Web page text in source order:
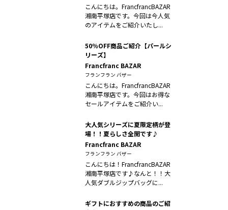
こんにちは。FrancfrancBAZAR
湘南平塚店です。今回は今人気
のアイテムをご紹介いたし...
50％OFF商品ご紹介【パールシ
リーズ】
Francfranc BAZAR
フランフラン バザー
こんにちは。FrancfrancBAZAR
湘南平塚店です。今回はお得な
セールアイテムをご紹介い...
大人気シリーズに夏限定柄が登
場！！夏らしさ全開です♪
Francfranc BAZAR
フランフラン バザー
こんにちは！FrancfrancBAZAR
湘南平塚店です♪なんと！！大
人気ダブルジップバッグに...
ギフトにおすすめの商品のご紹